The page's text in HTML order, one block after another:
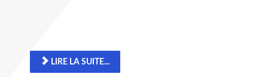
LIRE LA SUITE...